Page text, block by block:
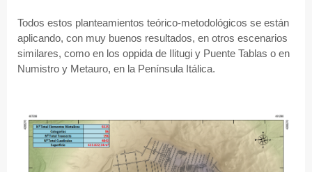
Todos estos planteamientos teórico-metodológicos se están
aplicando, con muy buenos resultados, en otros escenarios
similares, como en los oppida de Ilitugi y Puente Tablas o en
Numistro y Metauro, en la Península Itálica.